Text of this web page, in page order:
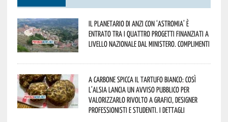
Il Planetario di Anzi con ‘Astromia’ è
entrato tra i quattro progetti finanziati a
livello nazionale dal Ministero. Complimenti
A Carbone spicca il tartufo bianco: così
l’Alsia lancia un avviso pubblico per
valorizzarlo rivolto a grafici, designer
professionisti e studenti. I dettagli